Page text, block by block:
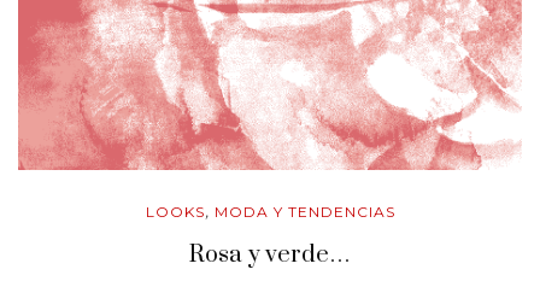
LOOKS, MODA Y TENDENCIAS
Rosa y verde…